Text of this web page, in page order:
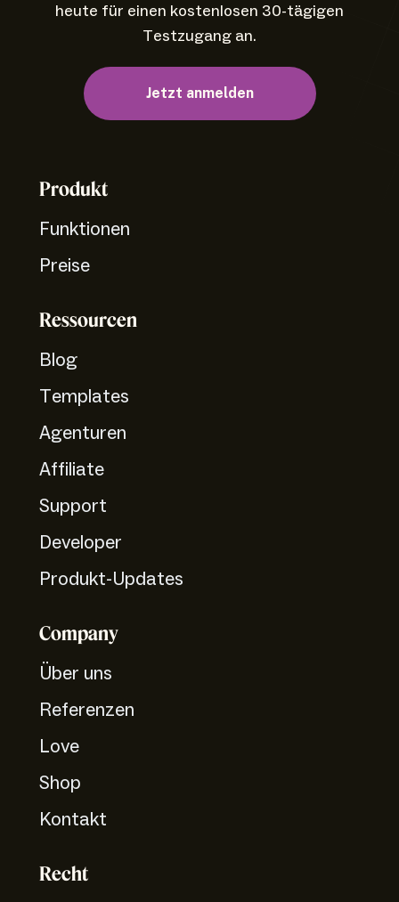
heute für einen kostenlosen 30-tägigen
Testzugang an.
Jetzt anmelden
Produkt
Funktionen
Preise
Ressourcen
Blog
Templates
Agenturen
Affiliate
Support
Developer
Produkt-Updates
Company
Über uns
Referenzen
Love
Shop
Kontakt
Recht